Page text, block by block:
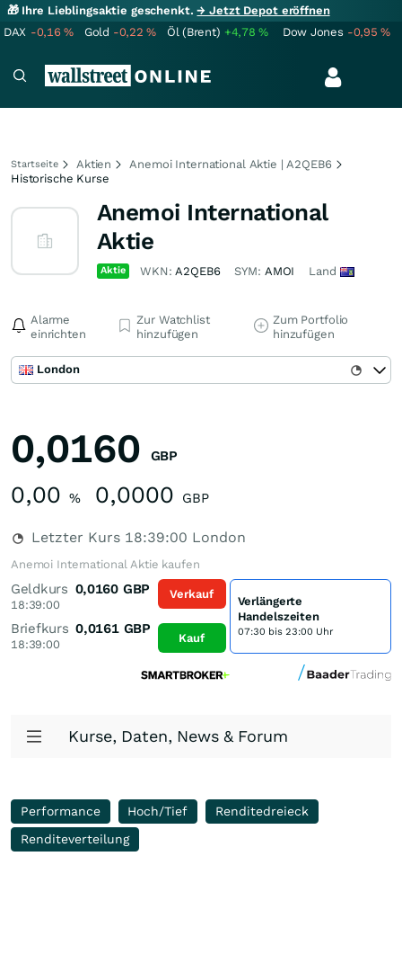
🎁 Ihre Lieblingsaktie geschenkt.→ Jetzt Depot eröffnen
DAX -0,16% Gold -0,22% Öl (Brent) +4,78% Dow Jones -0,95%
Startseite Aktien
Anemoi International Aktie | A2QEB6
Historische Kurse
Anemoi International
Aktie
Aktie WKN:A2QEB6 SYM: AMOI Land
Alarme
einrichten
Zur Watchlist
hinzufügen
Zum Portfolio
hinzufügen
London
0,0160 GBP
0,00 % 0,0000 GBP
Letzter Kurs 18:39:00 London
Anemoi International Aktie kaufen
Geldkurs
18:39:00
0,0160 GBP
Briefkurs
18:39:00
0,0161 GBP
Verkauf
Kauf
Verlängerte
Handelszeiten
07:30 bis 23:00 Uhr
Kurse, Daten, News & Forum
Performance Hoch/Tief
Renditedreieck
Renditeverteilung